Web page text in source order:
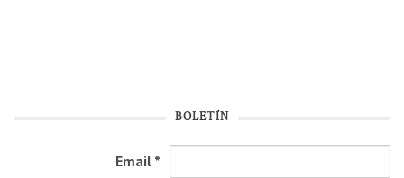
BOLETÍN
Email *